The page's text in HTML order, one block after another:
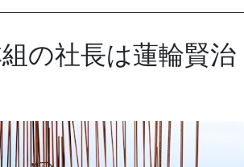
の社長は蓮輪賢治